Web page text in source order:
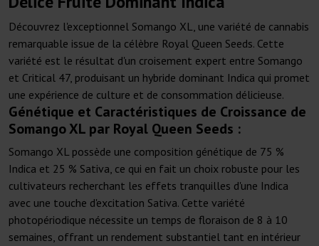
Découvrez l'exceptionnel Somango XL, une variété de cannabis
remarquable issue de la célèbre Royal Queen Seeds. Cette
variété est le résultat d'un croisement expert entre Somango
et Critical 47, produisant un hybride dominant Indica qui promet
une expérience de culture et de consommation délicieuse.
Génétique et Caractéristiques de Croissance de
Somango XL par Royal Queen Seeds :
Somango XL possède une composition génétique de 75 %
Indica et 25 % Sativa, ce qui en fait un choix robuste pour les
cultivateurs recherchant les effets tranquilles d'une Indica
avec une touche d'excitation Sativa. Cette variété
photopériodique nécessite un temps de floraison de 8 à 10
semaines, offrant un rendement substantiel tant en intérieur